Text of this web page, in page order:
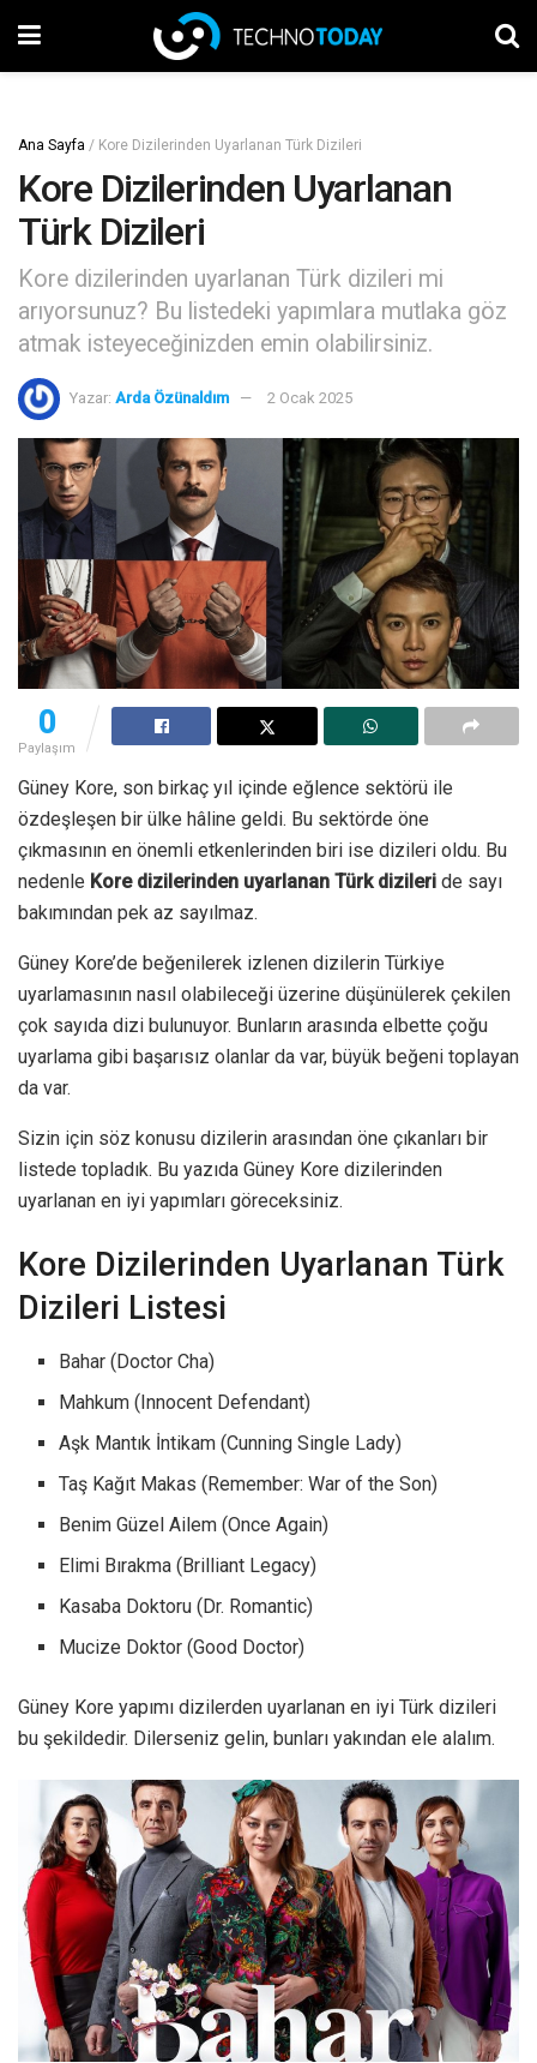
Ana Sayfa / Kore Dizilerinden Uyarlanan Türk Dizileri
Kore Dizilerinden Uyarlanan
Türk Dizileri
Kore dizilerinden uyarlanan Türk dizileri mi
arıyorsunuz? Bu listedeki yapımlara mutlaka göz
atmak isteyeceğinizden emin olabilirsiniz.
Yazar: Arda Özünaldım 2 Ocak 2025
0
Paylaşım
Güney Kore, son birkaç yıl içinde eğlence sektörü ile
özdeşleşen bir ülke hâline geldi. Bu sektörde öne
çıkmasının en önemli etkenlerinden biri ise dizileri oldu. Bu
nedenle Kore dizilerinden uyarlanan Türk dizileri de sayı
bakımından pek az sayılmaz.
Güney Kore’de beğenilerek izlenen dizilerin Türkiye
uyarlamasının nasıl olabileceği üzerine düşünülerek çekilen
çok sayıda dizi bulunuyor. Bunların arasında elbette çoğu
uyarlama gibi başarısız olanlar da var, büyük beğeni toplayan
da var.
Sizin için söz konusu dizilerin arasından öne çıkanları bir
listede topladık. Bu yazıda Güney Kore dizilerinden
uyarlanan en iyi yapımları göreceksiniz.
Kore Dizilerinden Uyarlanan Türk
Dizileri Listesi
Bahar (Doctor Cha)
Mahkum (Innocent Defendant)
Aşk Mantık İntikam (Cunning Single Lady)
Taş Kağıt Makas (Remember: War of the Son)
Benim Güzel Ailem (Once Again)
Elimi Bırakma (Brilliant Legacy)
Kasaba Doktoru (Dr. Romantic)
Mucize Doktor (Good Doctor)
Güney Kore yapımı dizilerden uyarlanan en iyi Türk dizileri
bu şekildedir. Dilerseniz gelin, bunları yakından ele alalım.